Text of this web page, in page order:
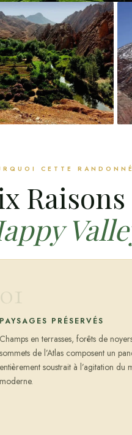
CETTE
01
PAYSAGES PRÉSERVÉS
Champs en terrasses, forêts de
sommets de l’Atlas composent un
entièrement soustrait à l’agitation du
moderne.